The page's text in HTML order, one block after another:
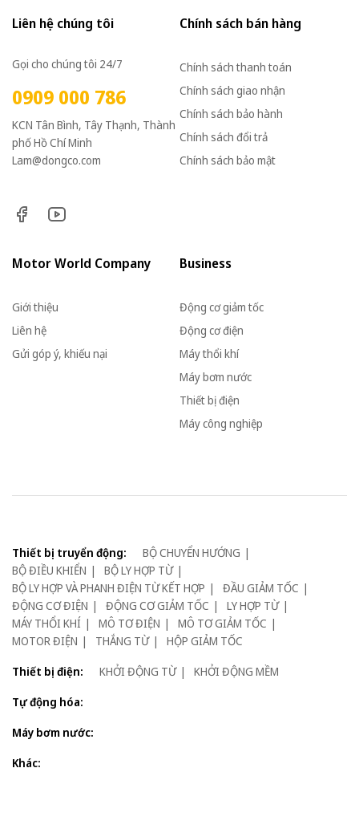
Liên hệ chúng tôi
Gọi cho chúng tôi 24/7
0909 000 786
KCN Tân Bình, Tây Thạnh, Thành
phố Hồ Chí Minh
Lam@dongco.com
Chính sách bán hàng
Chính sách thanh toán
Chính sách giao nhận
Chính sách bảo hành
Chính sách đổi trả
Chính sách bảo mật
Motor World Company
Giới thiệu
Liên hệ
Gửi góp ý, khiếu nại
Business
Động cơ giảm tốc
Động cơ điện
Máy thổi khí
Máy bơm nước
Thiết bị điện
Máy công nghiệp
Thiết bị truyển động:
BỘ CHUYỂN HƯỚNG
BỘ ĐIỀU KHIỂN
BỘ LY HỢP TỪ
BỘ LY HỢP VÀ PHANH ĐIỆN TỪ KẾT HỢP
ĐẦU GIẢM TỐC
ĐỘNG CƠ ĐIỆN
ĐỘNG CƠ GIẢM TỐC
LY HỢP TỪ
MÁY THỔI KHÍ
MÔ TƠ ĐIỆN
MÔ TƠ GIẢM TỐC
MOTOR ĐIỆN
THẮNG TỪ
HỘP GIẢM TỐC
Thiết bị điện:
KHỞI ĐỘNG TỪ
KHỞI ĐỘNG MỀM
Tự động hóa:
Máy bơm nước:
Khác: